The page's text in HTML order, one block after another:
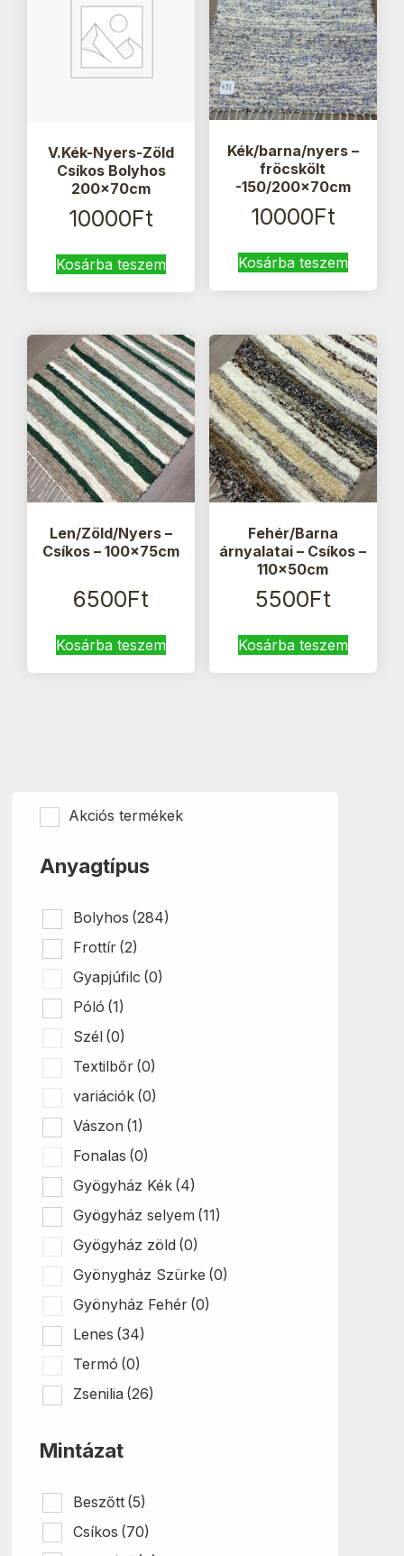
V.Kék-Nyers-Zöld
Csíkos Bolyhos
200x70cm
10000Ft
Kosárba teszem
Kék/barna/nyers –
fröcskölt
-150/200x70cm
10000Ft
Kosárba teszem
Len/Zöld/Nyers –
Csíkos – 100x75cm
6500Ft
Kosárba teszem
Fehér/Barna
árnyalatai – Csíkos –
110x50cm
5500Ft
Kosárba teszem
Akciós termékek
Anyagtípus
Bolyhos (284)
Frottír (2)
Gyapjúfilc (0)
Póló (1)
Szél (0)
Textilbőr (0)
variációk (0)
Vászon (1)
Fonalas (0)
Gyögyház Kék (4)
Gyögyház selyem (11)
Gyögyház zöld (0)
Gyönygház Szürke (0)
Gyönyház Fehér (0)
Lenes (34)
Termó (0)
Zsenilia (26)
Mintázat
Beszőtt (5)
Csíkos (70)